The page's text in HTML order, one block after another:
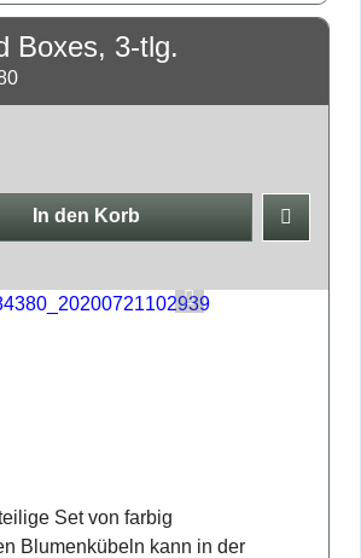
Boxes, 3-tlg.
In den Korb
Set von farbig
Blumenkübeln kann in der